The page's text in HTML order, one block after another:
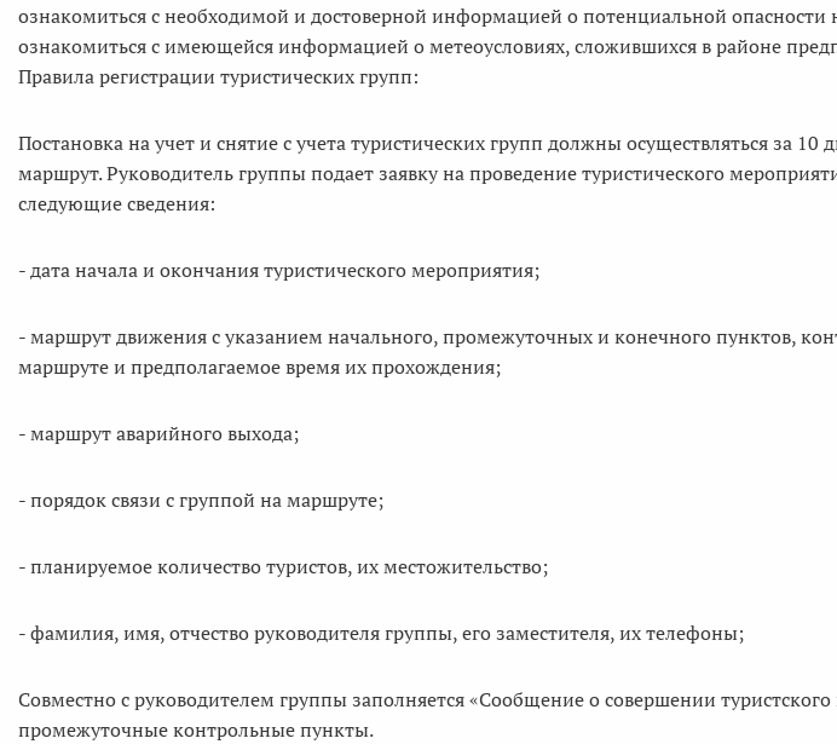
ознакомиться с необходимой и достоверной информацией о потенциальной опасности
ознакомиться с имеющейся информацией о метеоусловиях, сложившихся в районе
Правила регистрации туристических групп:
Постановка на учет и снятие с учета туристических групп должны осуществляться за 10
маршрут. Руководитель группы подает заявку на проведение туристического
следующие сведения:
- дата начала и окончания туристического мероприятия;
- маршрут движения с указанием начального, промежуточных и конечного пунктов,
маршруте и предполагаемое время их прохождения;
- маршрут аварийного выхода;
- порядок связи с группой на маршруте;
- планируемое количество туристов, их местожительство;
- фамилия, имя, отчество руководителя группы, его заместителя, их телефоны;
Совместно с руководителем группы заполняется «Сообщение о совершении
промежуточные контрольные пункты.